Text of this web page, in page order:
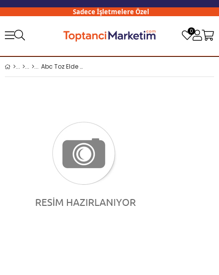
Sadece İşletmelere Özel
0
Abc Toz Elde Yıkama Lavanta Kokulu 600 gr